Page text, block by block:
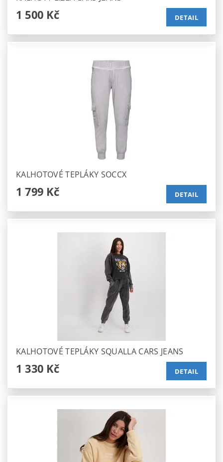
1 500 Kč DETAIL
KALHOTOVÉ TEPLÁKY SOCCX
1 799 Kč DETAIL
KALHOTOVÉ TEPLÁKY SQUALLA CARS JEANS
1 330 Kč DETAIL